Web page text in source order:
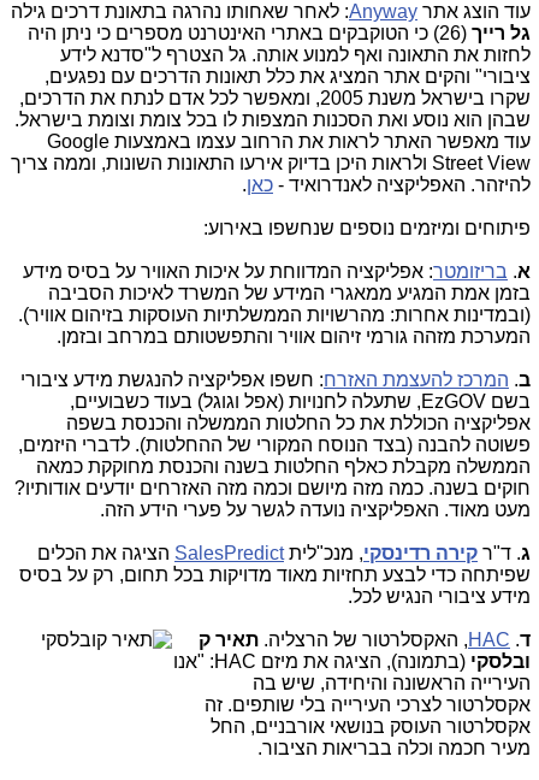
עוד הוצג אתר Anyway: לאחר שאחותו נהרגה בתאונת דרכים גילה
גל רייך
(26) כי הטוקבקים באתרי האינטרנט מספרים כי ניתן היה
לחזות את התאונה ואף למנוע אותה. גל הצטרף ל"סדנא לידע
ציבורי" והקים אתר המציג את כלל תאונות הדרכים עם נפגעים,
שקרו בישראל משנת 2005, ומאפשר לכל אדם לנתח את הדרכים,
שבהן הוא נוסע ואת הסכנות המצפות לו בכל צומת וצומת בישראל.
עוד מאפשר האתר לראות את הרחוב עצמו באמצעות Google
Street View ולראות היכן בדיוק אירעו התאונות השונות, וממה צריך
להיזהר. האפליקציה לאנדרואיד - כאן.
פיתוחים ומיזמים נוספים שנחשפו באירוע:
א. בריזומטר: אפליקציה המדווחת על איכות האוויר על בסיס מידע
בזמן אמת המגיע ממאגרי המידע של המשרד לאיכות הסביבה
(ובמדינות אחרות: מהרשויות הממשלתיות העוסקות בזיהום אוויר).
המערכת מזהה גורמי זיהום אוויר והתפשטותם במרחב ובזמן.
ב. המרכז להעצמת האזרח: חשפו אפליקציה להנגשת מידע ציבורי
בשם EzGOV, שתעלה לחנויות (אפל וגוגל) בעוד כשבועיים,
אפליקציה הכוללת את כל החלטות הממשלה והכנסת בשפה
פשוטה להבנה (בצד הנוסח המקורי של ההחלטות). לדברי היזמים,
הממשלה מקבלת כאלף החלטות בשנה והכנסת מחוקקת כמאה
חוקים בשנה. כמה מזה מיושם וכמה מזה האזרחים יודעים אודותיו?
מעט מאוד. האפליקציה נועדה לגשר על פערי הידע הזה.
ג. ד"ר קירה רדינסקי, מנכ"ליתSalesPredict הציגה את הכלים
שפיתחה כדי לבצע תחזיות מאוד מדויקות בכל תחום, רק על בסיס
מידע ציבורי הנגיש לכל.
ד.
HAC, האקסלרטור של הרצליה. תאיר ק
ובלסקי (בתמונה), הציגה את מיזם HAC: "אנו
העירייה הראשונה והיחידה, שיש בה
אקסלרטור לצרכי העירייה בלי שותפים. זה
אקסלרטור העוסק בנושאי אורבניים, החל
מעיר חכמה וכלה בבריאות הציבור.